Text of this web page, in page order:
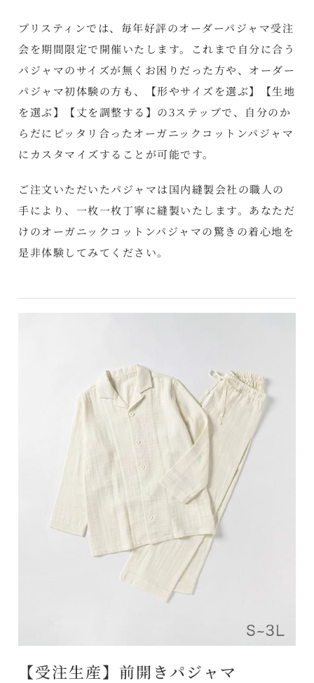
プリスティンでは、毎年好評のオーダーパジャマ受注
会を期間限定で開催いたします。これまで自分に合う
パジャマのサイズが無くお困りだった方や、オーダー
パジャマ初体験の方も、【形やサイズを選ぶ】【生地
を選ぶ】【丈を調整する】の3ステップで、自分のか
らだにピッタリ合ったオーガニックコットンパジャマ
にカスタマイズすることが可能です。
ご注文いただいたパジャマは国内縫製会社の職人の
手により、一枚一枚丁寧に縫製いたします。あなただ
けのオーガニックコットンパジャマの驚きの着心地を
是非体験してみてください。
【受注生産】前開きパジャマ